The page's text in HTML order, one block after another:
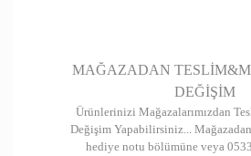
MAĞAZADAN
DEĞİŞİM
Ürünlerinizi Mağazalarımızdan
Değişim Yapabilirsiniz...
hediye notu bölümüne veya